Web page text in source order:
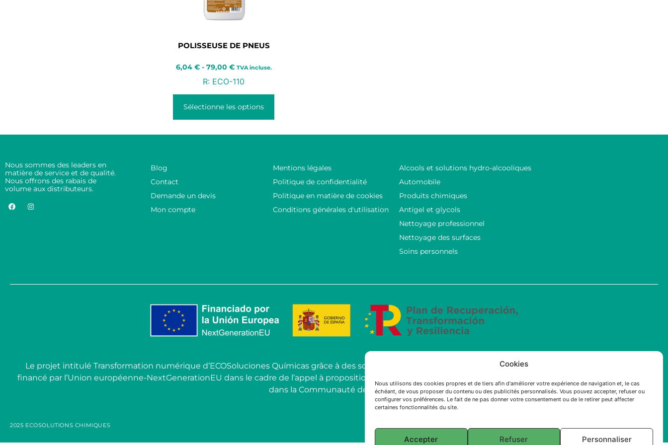
Cookies
Nous utilisons des cookies propres et de tiers afin d'améliorer votre expérience de navigation et, le cas
échéant, de vous proposer du contenu ou des publicités personnalisés. Vous pouvez accepter, refuser ou
configurer vos préférences. Le fait de ne pas donner votre consentement ou de le retirer peut affecter
certaines fonctionnalités du site.
Accepter Refuser Personnaliser
POLISSEUSE DE PNEUS
6,04 € - 79,00 € TVA incluse.
R: ECO-110
Sélectionne les options
Nous sommes des leaders en
matière de service et de qualité.
Nous offrons des rabais de
volume aux distributeurs.
Blog
Contact
Demande un devis
Mon compte
Mentions légales
Politique de confidentialité
Politique en matière de cookies
Conditions générales d'utilisation
Alcools et solutions hydro-alcooliques
Automobile
Produits chimiques
Antigel et glycols
Nettoyage professionnel
Nettoyage des surfaces
Soins personnels
Le projet intitulé Transformation numérique d’ECOSoluciones Químicas grâce à des solutions d’IA avancées mené par ECOSOLUCIONES QUÍMICAS S.L. a été
financé par l’Union européenne-NextGenerationEU dans le cadre de l’appel à propositions pour l’utilisation de l’intelligence artificielle (IA) appliquée à l’industrie
dans la Communauté de Madrid.
2025 ECOSOLUTIONS CHIMIQUES